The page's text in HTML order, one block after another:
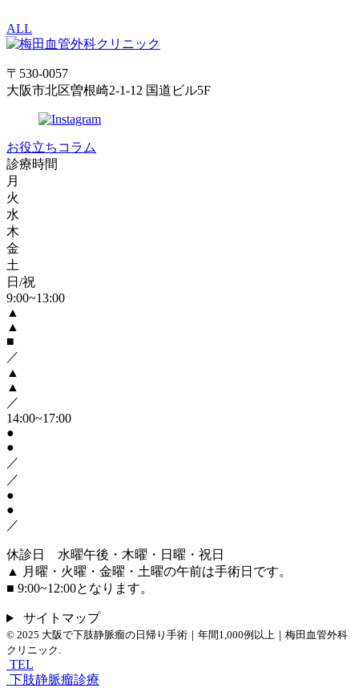
ALL
〒530-0057
大阪市北区曽根崎2-1-12 国道ビル5F
お役立ちコラム
診療時間
月
火
水
木
金
土
日/祝
9:00~13:00
▲
▲
■
／
▲
▲
／
14:00~17:00
●
●
／
／
●
●
／
休診日 水曜午後・木曜・日曜・祝日
▲ 月曜・火曜・金曜・土曜の午前は手術日です。
■ 9:00~12:00となります。
サイトマップ
© 2025 大阪で下肢静脈瘤の日帰り手術｜年間1,000例以上｜梅田血管外科
クリニック.
TEL
下肢静脈瘤診療